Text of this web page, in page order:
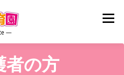
—
メニュー
保育内容 園の生活
者の方